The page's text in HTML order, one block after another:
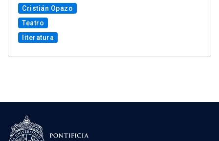
Cristián Opazo
Teatro
literatura